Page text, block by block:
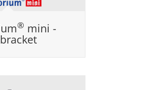
® mini -